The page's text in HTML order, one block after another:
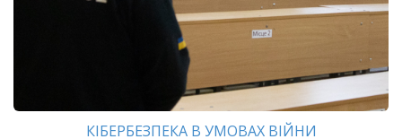
КІБЕРБЕЗПЕКА В УМОВАХ ВІЙНИ